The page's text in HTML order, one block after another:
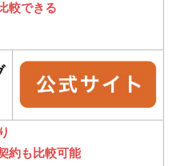
較できる
約も比較可能